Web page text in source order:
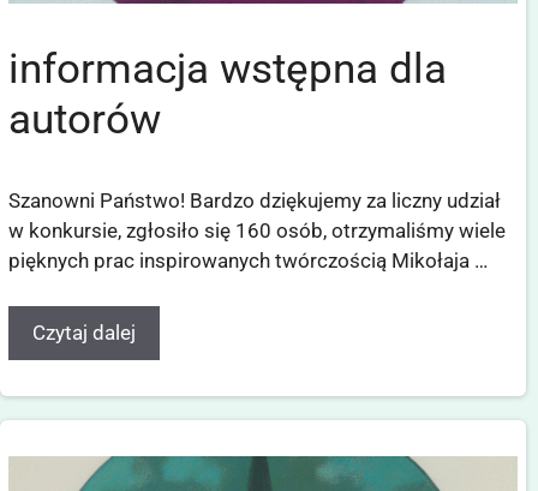
informacja wstępna dla
autorów
Szanowni Państwo! Bardzo dziękujemy za liczny udział
w konkursie, zgłosiło się 160 osób, otrzymaliśmy wiele
pięknych prac inspirowanych twórczością Mikołaja …
Czytaj dalej